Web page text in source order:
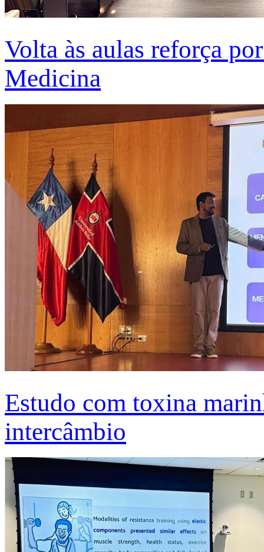
Volta às aulas reforça
Medicina
Estudo com toxina
intercâmbio